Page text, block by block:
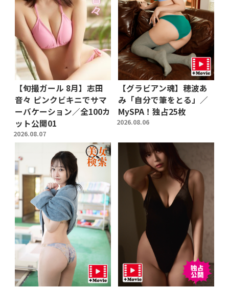
【旬撮ガール 8月】志田
音々 ピンクビキニでサマ
ーバケーション／全100カ
ット公開01
2026.08.07
【グラビアン魂】穂波あ
み「自分で筆をとる」／
MySPA！独占25枚
2026.08.06